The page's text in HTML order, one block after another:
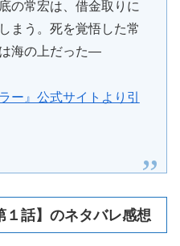
の常宏は、借金取りに
まう。死を覚悟した常
海の上だった―
ー』公式サイトより引
１話】のネタバレ感想